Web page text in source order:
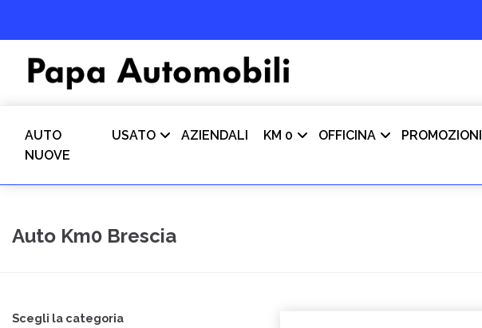
AUTO
NUOVE
USATO AZIENDALI KM 0 OFFICINA PROMOZIONI
Auto Km0 Brescia
Scegli la categoria